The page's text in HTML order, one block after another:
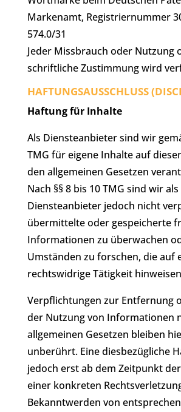
Markenamt, Registriernummer
574.0/31
Jeder Missbrauch oder Nutzung
schriftliche Zustimmung wird
HAFTUNGSAUSSCHLUSS
Haftung für Inhalte
Als Diensteanbieter sind wir
TMG für eigene Inhalte auf
den allgemeinen Gesetzen
Nach §§ 8 bis 10 TMG sind wir als
Diensteanbieter jedoch nicht
übermittelte oder gespeicherte
Informationen zu überwachen
Umständen zu forschen, die auf
rechtswidrige Tätigkeit
Verpflichtungen zur Entfernung
der Nutzung von Informationen
allgemeinen Gesetzen bleiben
unberührt. Eine diesbezügliche
jedoch erst ab dem Zeitpunkt
einer konkreten
Bekanntwerden von